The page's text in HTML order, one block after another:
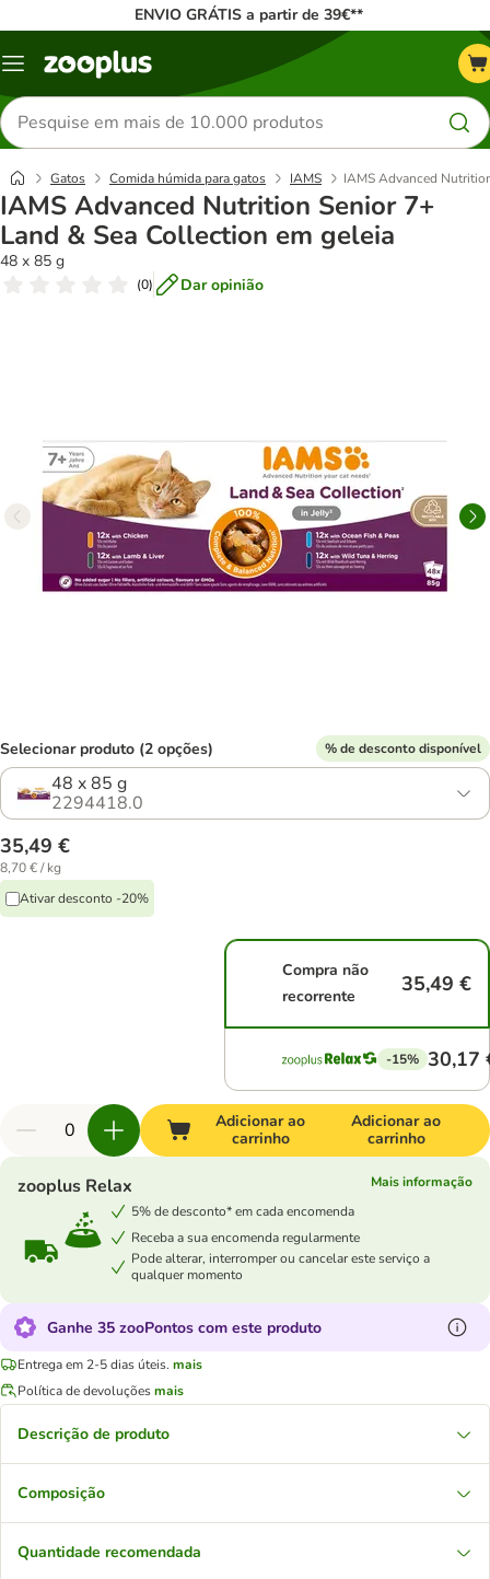
ENVIO GRÁTIS a partir de 39€**
Menu
Pesquisar
produtos
Gatos Comida húmida para gatos IAMS IAMS Advanced
IAMS Advanced Nutrition Senior 7+
Land & Sea Collection em geleia
48 x 85 g
(0) Dar opinião
Selecionar produto (2 opções) % de desconto disponível
48 x 85 g
2294418.0
35,49 €
8,70 € / kg
Ativar desconto -20%
Compra não
recorrente
35,49 €
-15% 30,17
Adicionar ao
carrinho
Adicionar ao
carrinho
zooplus Relax
Mais informação
5% de desconto* em cada encomenda
Receba a sua encomenda regularmente
Pode alterar, interromper ou cancelar este serviço a
qualquer momento
Ganhe 35 zooPontos com este produto
Entrega em 2-5 dias úteis. mais
Política de devoluçõesmais
Descrição de produto
Composição
Quantidade recomendada